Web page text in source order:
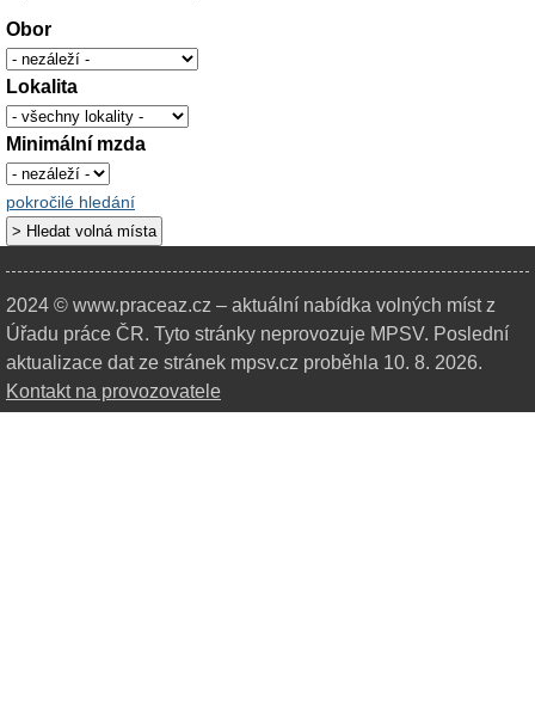
Obor
Lokalita
Minimální mzda
pokročilé hledání
2024 © www.praceaz.cz – aktuální nabídka volných míst z
Úřadu práce ČR. Tyto stránky neprovozuje MPSV. Poslední
aktualizace dat ze stránek mpsv.cz proběhla 10. 8. 2026.
Kontakt na provozovatele